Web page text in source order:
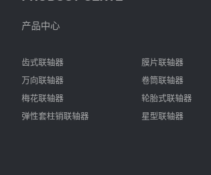
产品中心
齿式联轴器
膜片联轴器
万向联轴器
卷筒联轴器
梅花联轴器
轮胎式联轴器
弹性套柱销联轴器
星型联轴器